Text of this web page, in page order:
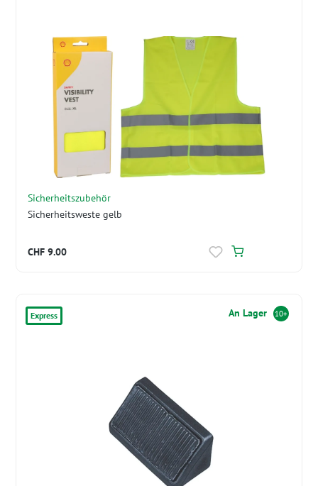
Sicherheitszubehör
Sicherheitsweste gelb
CHF 9.00
Express An Lager 10+